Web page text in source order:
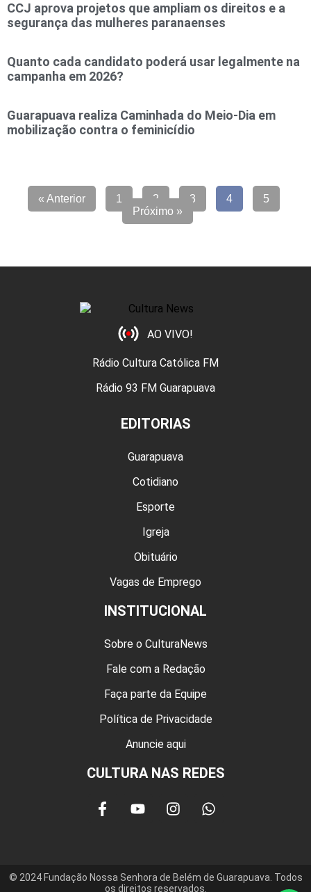
CCJ aprova projetos que ampliam os direitos e a
segurança das mulheres paranaenses
Quanto cada candidato poderá usar legalmente na
campanha em 2026?
Guarapuava realiza Caminhada do Meio-Dia em
mobilização contra o feminicídio
« Anterior 1 2 3 4
5
Próximo »
AO VIVO!
Rádio Cultura Católica FM
Rádio 93 FM Guarapuava
EDITORIAS
Guarapuava
Cotidiano
Esporte
Igreja
Obituário
Vagas de Emprego
INSTITUCIONAL
Sobre o CulturaNews
Fale com a Redação
Faça parte da Equipe
Política de Privacidade
Anuncie aqui
CULTURA NAS REDES
© 2024 Fundação Nossa Senhora de Belém de Guarapuava. Todos
os direitos reservados.